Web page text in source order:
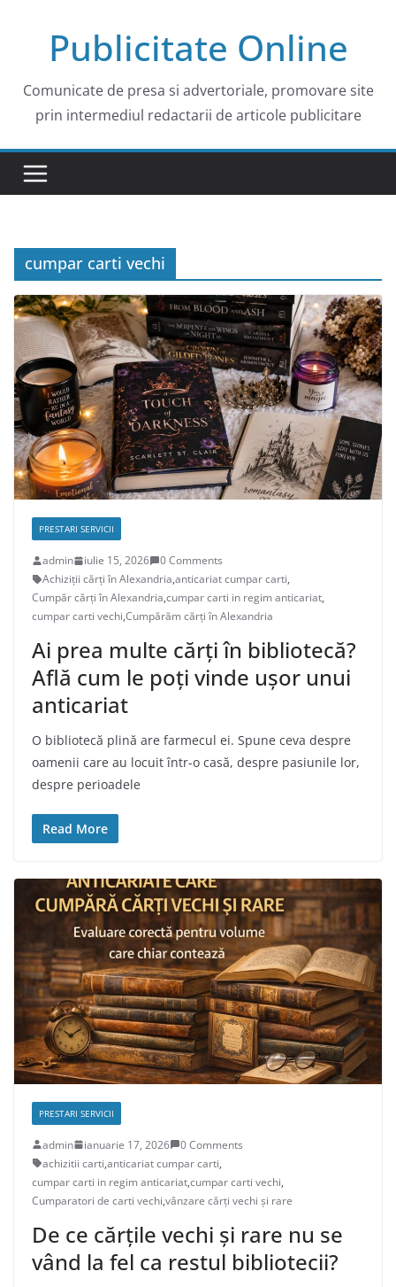
Publicitate Online
Comunicate de presa si advertoriale, promovare site
prin intermediul redactarii de articole publicitare
cumpar carti vechi
PRESTARI SERVICII
admin iulie 15, 2026
0 Comments
Achiziții cărți în Alexandria,anticariat cumpar carti,
Cumpăr cărți în Alexandria,cumpar carti in regim anticariat,
cumpar carti vechi,Cumpărăm cărți în Alexandria
Ai prea multe cărți în bibliotecă?
Află cum le poți vinde ușor unui
anticariat
O bibliotecă plină are farmecul ei. Spune ceva despre
oamenii care au locuit într-o casă, despre pasiunile lor,
despre perioadele
Read More
PRESTARI SERVICII
admin ianuarie 17, 2026
0 Comments
achizitii carti,anticariat cumpar carti,
cumpar carti in regim anticariat,cumpar carti vechi,
Cumparatori de carti vechi,vânzare cărți vechi și rare
De ce cărțile vechi și rare nu se
vând la fel ca restul bibliotecii?